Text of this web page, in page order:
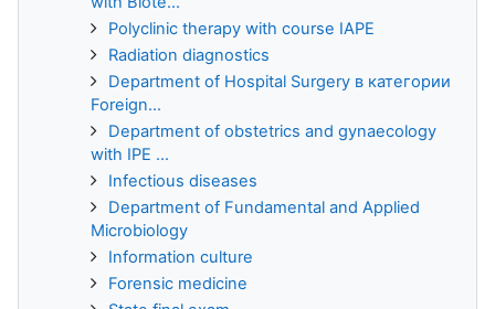
Polyclinic therapy with course IAPE
Radiation diagnostics
Department of Hospital Surgery в категории
Foreign...
Department of obstetrics and gynaecology
with IPE ...
Infectious diseases
Department of Fundamental and Applied
Microbiology
Information culture
Forensic medicine